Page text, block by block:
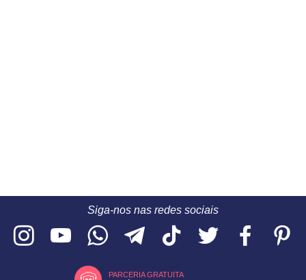
Siga-nos nas redes sociais
PARCERIA GRATUITA